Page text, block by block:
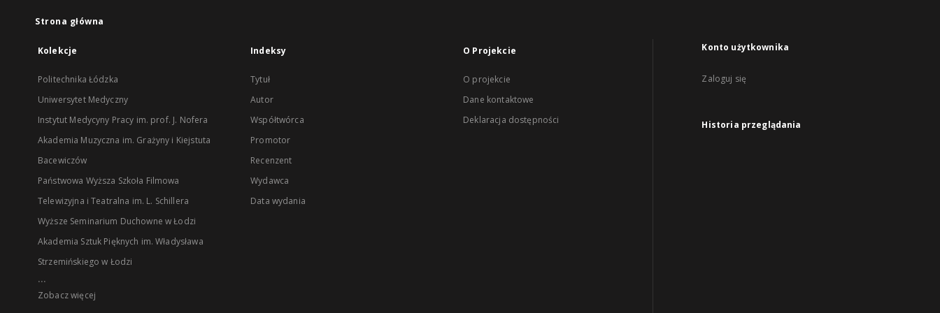
Strona główna
Kolekcje
Politechnika Łódzka
Uniwersytet Medyczny
Instytut Medycyny Pracy im. prof. J. Nofera
Akademia Muzyczna im. Grażyny i Kiejstuta
Bacewiczów
Państwowa Wyższa Szkoła Filmowa
Telewizyjna i Teatralna im. L. Schillera
Wyższe Seminarium Duchowne w Łodzi
Akademia Sztuk Pięknych im. Władysława
Strzemińskiego w Łodzi
...
Zobacz więcej
Indeksy
Tytuł
Autor
Współtwórca
Promotor
Recenzent
Wydawca
Data wydania
O Projekcie
O projekcie
Dane kontaktowe
Deklaracja dostępności
Konto użytkownika
Zaloguj się
Historia przeglądania